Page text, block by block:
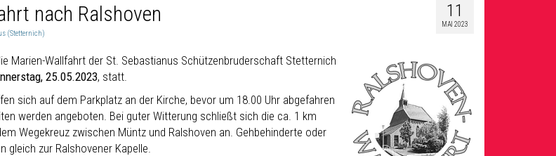
11
MAI 2023
nach Ralshoven
(Stetternich)
Marien-Wallfahrt der St. Sebastianus Schützenbruderschaft Stetternich
25.05.2023, statt.
sich auf dem Parkplatz an der Kirche, bevor um 18.00 Uhr abgefahren
werden angeboten. Bei guter Witterung schließt sich die ca. 1 km
Wegekreuz zwischen Müntz und Ralshoven an. Gehbehinderte oder
gleich zur Ralshovener Kapelle.